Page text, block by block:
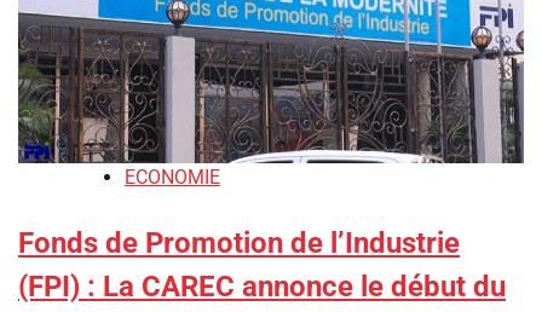
ECONOMIE
Fonds de Promotion de l’Industrie
(FPI) : ‎La CAREC annonce le début du